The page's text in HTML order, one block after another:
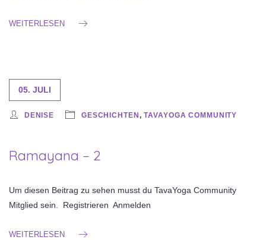
WEITERLESEN
05. JULI
DENISE GESCHICHTEN ,TAVAYOGA COMMUNITY
Ramayana – 2
Um diesen Beitrag zu sehen musst du TavaYoga Community
Mitglied sein. Registrieren Anmelden
WEITERLESEN